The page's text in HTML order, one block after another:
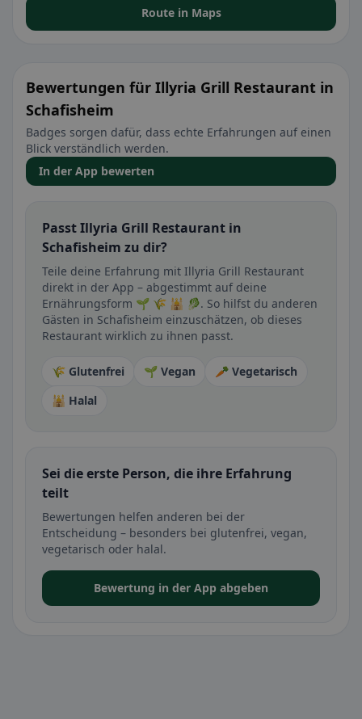
Route in Maps
Bewertungen für Illyria Grill Restaurant in
Schafisheim
Badges sorgen dafür, dass echte Erfahrungen auf einen
Blick verständlich werden.
In der App bewerten
Passt Illyria Grill Restaurant in
Schafisheim zu dir?
Teile deine Erfahrung mit Illyria Grill Restaurant
direkt in der App – abgestimmt auf deine
Ernährungsform 🌱 🌾 🕌 🥬. So hilfst du anderen
Gästen in Schafisheim einzuschätzen, ob dieses
Restaurant wirklich zu ihnen passt.
🌾 Glutenfrei 🌱 Vegan
🥕 Vegetarisch
🕌 Halal
Sei die erste Person, die ihre Erfahrung
teilt
Bewertungen helfen anderen bei der
Entscheidung – besonders bei glutenfrei, vegan,
vegetarisch oder halal.
Bewertung in der App abgeben